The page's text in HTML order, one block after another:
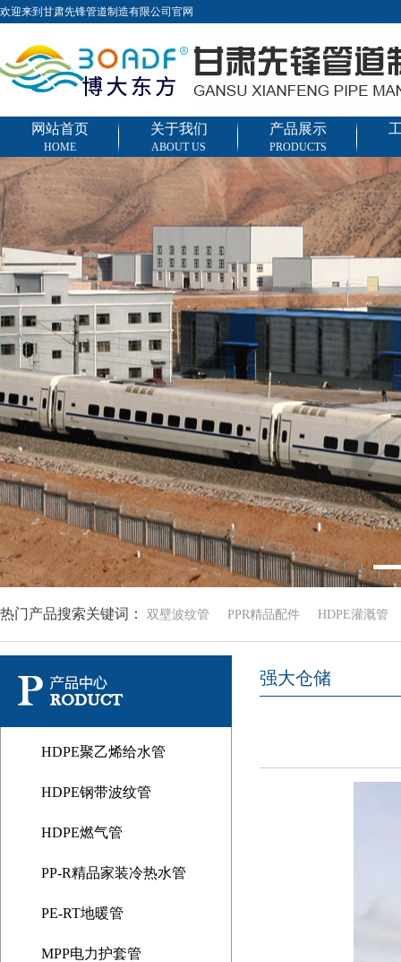
欢迎来到甘肃先锋管道制造有限公司官网
网站首页
HOME
关于我们
ABOUT US
产品展示
PRODUCTS
热门产品搜索关键词： 双壁波纹管 PPR精品配件 HDPE灌溉管
HDPE聚乙烯给水管
HDPE钢带波纹管
HDPE燃气管
PP-R精品家装冷热水管
PE-RT地暖管
MPP电力护套管
强大仓储